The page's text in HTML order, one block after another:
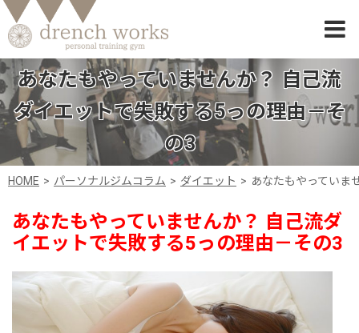
あなたもやっていませんか？ 自己流
ダイエットで失敗する5っの理由－そ
の3
HOME パーソナルジムコラム ダイエット あなたもやっていま
あなたもやっていませんか？ 自己流ダ
イエットで失敗する5っの理由－その3